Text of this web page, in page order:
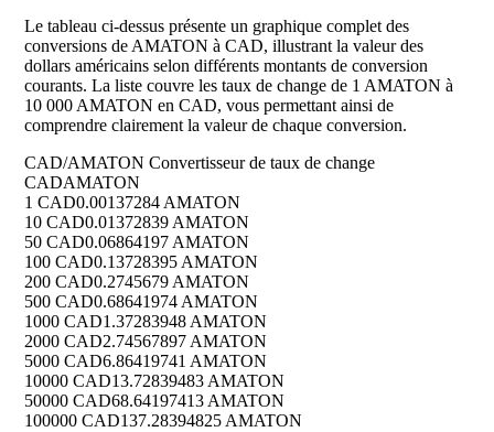
Le tableau ci-dessus présente un graphique complet des
conversions de AMATON à CAD, illustrant la valeur des
dollars américains selon différents montants de conversion
courants. La liste couvre les taux de change de 1 AMATON à
10 000 AMATON en CAD, vous permettant ainsi de
comprendre clairement la valeur de chaque conversion.
CAD/AMATON Convertisseur de taux de change
CADAMATON
1 CAD0.00137284 AMATON
10 CAD0.01372839 AMATON
50 CAD0.06864197 AMATON
100 CAD0.13728395 AMATON
200 CAD0.2745679 AMATON
500 CAD0.68641974 AMATON
1000 CAD1.37283948 AMATON
2000 CAD2.74567897 AMATON
5000 CAD6.86419741 AMATON
10000 CAD13.72839483 AMATON
50000 CAD68.64197413 AMATON
100000 CAD137.28394825 AMATON